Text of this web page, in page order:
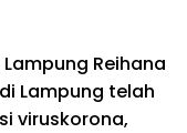
Reihana
Lampung telah
viruskorona,